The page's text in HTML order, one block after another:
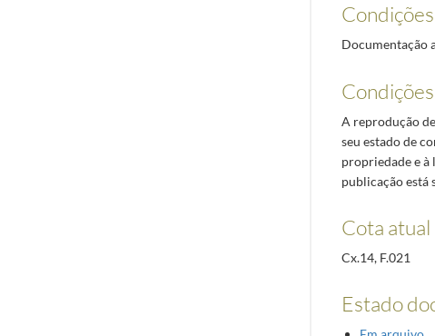
Documentação
A reprodução
seu estado de
propriedade e à
publicação está
Cota atual
Cx.14, F.021
Estado